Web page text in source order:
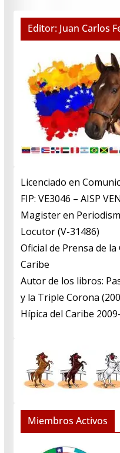
Editor: Juan Carlos
Licenciado en
FIP: VE3046 – AISP
​Magister en
​Locutor (V-31486)
​Oficial de Prensa de
Caribe
​Autor de los libros:
y la Triple Corona
Hípica del Caribe
Miembros Activos